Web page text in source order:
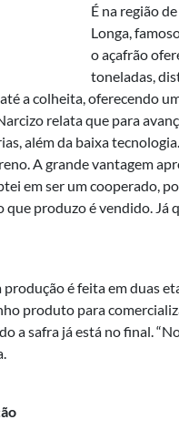
É na região
Longa,
o açafrão
toneladas,
a colheita, oferecendo
relata que para
além da baixa
A grande vantagem
em ser um cooperado,
produzo é vendido. Já
é feita em duas
produto para
a safra já está no final.